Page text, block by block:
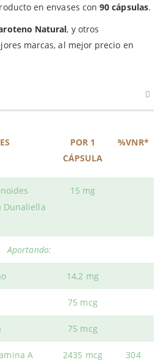
en envases con90 cápsulas.
Natural, y otros
marcas, al mejor precio en
POR 1
CÁPSULA
%VNR*
Dunaliella
15 mg
Aportando:
14,2 mg
75 mcg
75 mcg
A 2435 mcg 304